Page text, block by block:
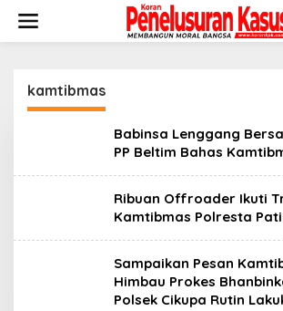
konten
kamtibmas
Babinsa Lenggang
PP Beltim Bahas
Ribuan Offroader Ikuti
Kamtibmas Polresta Pati
Sampaikan Pesan
Himbau Prokes
Polsek Cikupa Rutin